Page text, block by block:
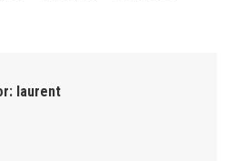
laurent